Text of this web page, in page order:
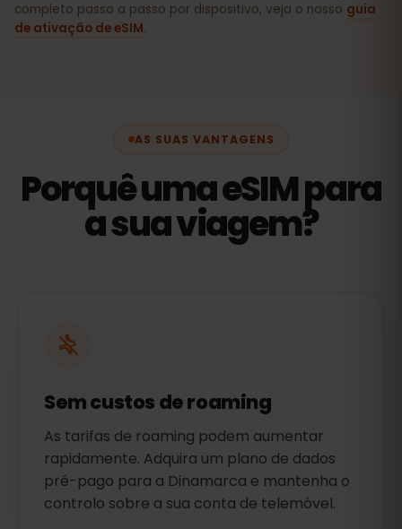
completo passo a passo por dispositivo, veja o nosso guia
de ativação de eSIM.
AS SUAS VANTAGENS
Porquê uma eSIM para
a sua viagem?
Sem custos de roaming
As tarifas de roaming podem aumentar
rapidamente. Adquira um plano de dados
pré-pago para a Dinamarca e mantenha o
controlo sobre a sua conta de telemóvel.